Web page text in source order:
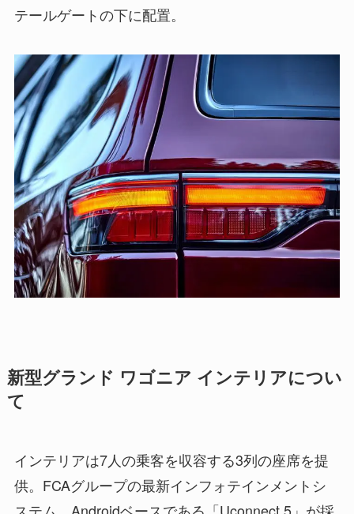
テールゲートの下に配置。
新型グランド ワゴニア インテリアについ
て
インテリアは7人の乗客を収容する3列の座席を提
供。FCAグループの最新インフォテインメントシ